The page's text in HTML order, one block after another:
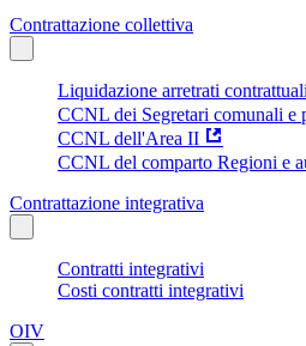
Contrattazione collettiva
Liquidazione arretrati
CCNL dei Segretari comunali e
CCNL dell'Area II
CCNL del comparto Regioni e
Contrattazione integrativa
Contratti integrativi
Costi contratti integrativi
OIV